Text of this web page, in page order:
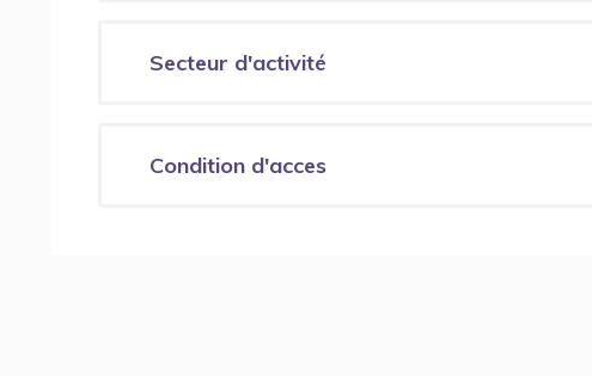
Secteur d'activité
Condition d'acces